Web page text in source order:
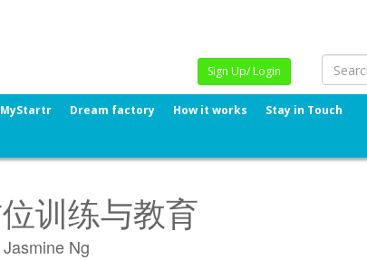
Sign Up/ Login
Dream factory How it works
Stay in Touch
训练与教育
Ng